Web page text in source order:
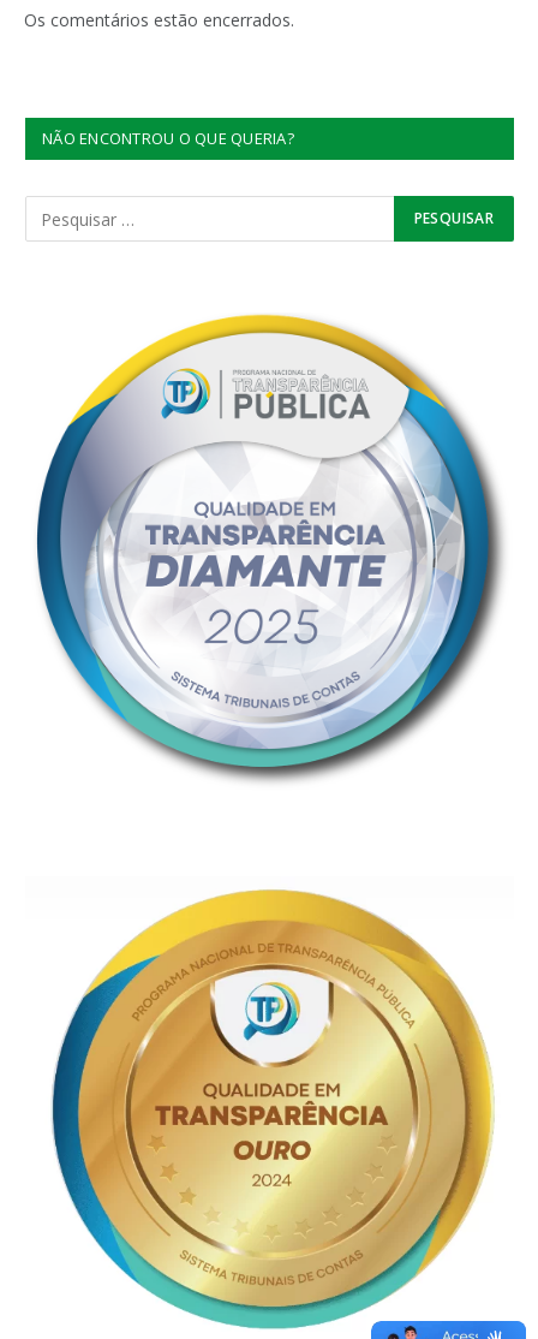
Os comentários estão encerrados.
NÃO ENCONTROU O QUE QUERIA?